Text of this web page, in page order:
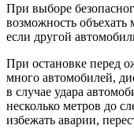
При выборе
возможность объехать
если другой
При остановке перед
много автомобилей,
в случае удара
несколько метров до
избежать аварии,